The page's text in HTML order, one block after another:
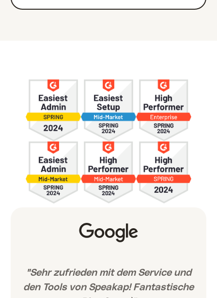
"Sehr zufrieden mit dem Service und
den Tools von Speakap! Fantastische